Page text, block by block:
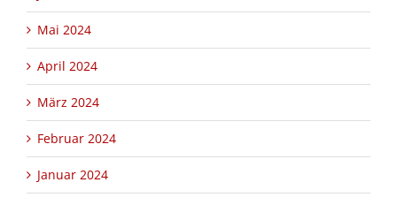
Mai 2024
April 2024
März 2024
Februar 2024
Januar 2024